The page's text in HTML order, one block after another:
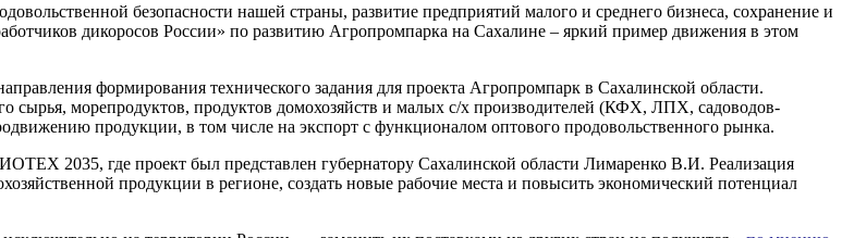
безопасности нашей страны, развитие предприятий малого и среднего бизнеса, сохранение и
дикоросов России» по развитию Агропромпарка на Сахалине – яркий пример движения в этом
формирования технического задания для проекта Агропромпарк в Сахалинской области.
сырья, морепродуктов, продуктов домохозяйств и малых с/х производителей (КФХ, ЛПХ, садоводов-
продукции, в том числе на экспорт с функционалом оптового продовольственного рынка.
2035, где проект был представлен губернатору Сахалинской области Лимаренко В.И. Реализация
продукции в регионе, создать новые рабочие места и повысить экономический потенциал